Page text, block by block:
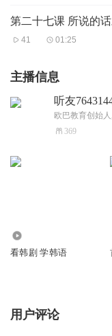
第二十七课 所说的
41 01:25
主播信息
听友
369
看韩剧 学韩语
用户评论